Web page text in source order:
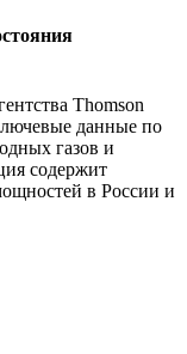
Thomson
данные по
газов и
содержит
в России и